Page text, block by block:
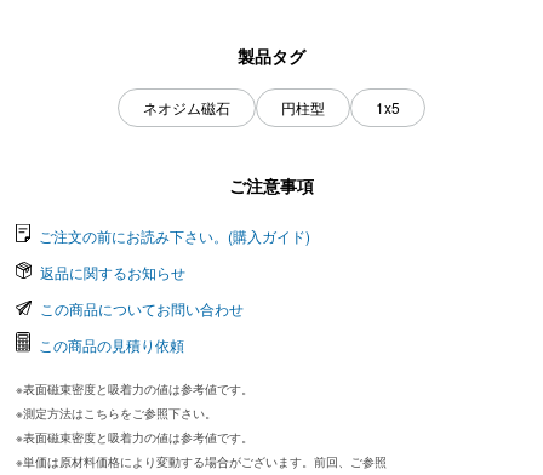
製品タグ
ネオジム磁石 円柱型 1x5
ご注意事項
ご注文の前にお読み下さい。(購入ガイド)
返品に関するお知らせ
この商品についてお問い合わせ
この商品の見積り依頼
※表面磁束密度と吸着力の値は参考値です。
※測定方法はこちらをご参照下さい。
※表面磁束密度と吸着力の値は参考値です。
※単価は原材料価格により変動する場合がございます。前回、ご参照